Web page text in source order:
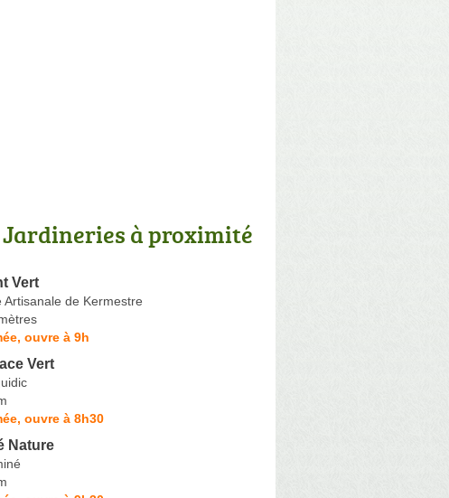
Jardineries à proximité
Vert
Artisanale de Kermestre
ouvre à 9h
Vert
ouvre à 8h30
Nature